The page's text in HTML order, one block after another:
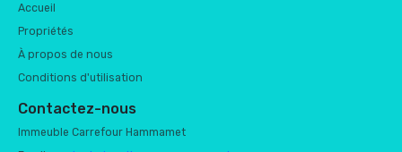
Accueil
Propriétés
À propos de nous
Conditions d'utilisation
Contactez-nous
Immeuble Carrefour Hammamet